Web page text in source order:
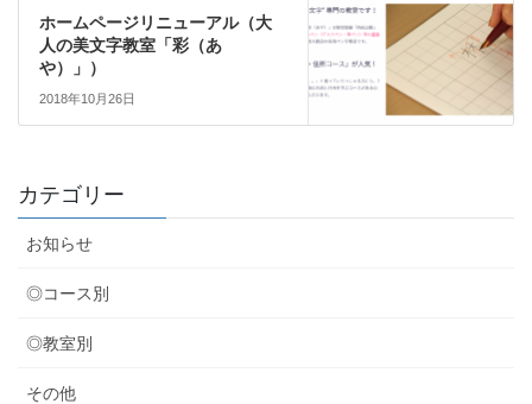
ホームページリニューアル（大
人の美文字教室「彩（あ
や）」）
2018年10月26日
カテゴリー
お知らせ
◎コース別
◎教室別
その他